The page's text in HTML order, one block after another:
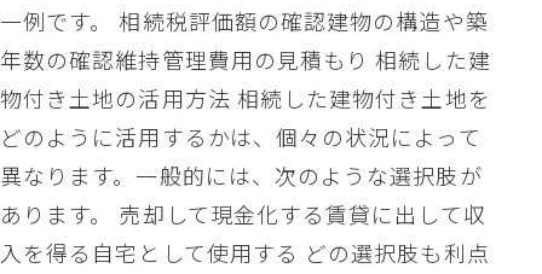
一例です。 相続税評価額の確認建物の構造や築
年数の確認維持管理費用の見積もり 相続した建
物付き土地の活用方法 相続した建物付き土地を
どのように活用するかは、個々の状況によって
異なります。一般的には、次のような選択肢が
あります。 売却して現金化する賃貸に出して収
入を得る自宅として使用する どの選択肢も利点